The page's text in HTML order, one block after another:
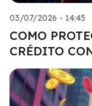
03/07/2026 - 14:45
COMO
CRÉDITO